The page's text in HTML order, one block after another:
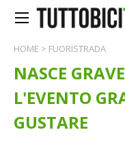
HOME > FUORISTRADA
NASCE
L'EVENTO
GUSTARE